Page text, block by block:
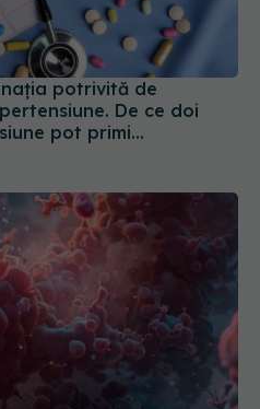
potrivită de
De ce doi
pot primi